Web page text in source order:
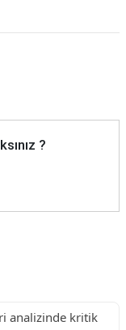
?
analizinde kritik